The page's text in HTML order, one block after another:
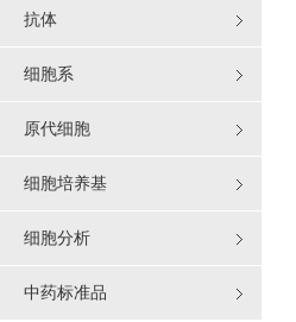
抗体
细胞系
原代细胞
细胞培养基
细胞分析
中药标准品